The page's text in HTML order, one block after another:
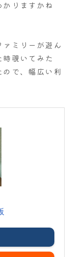
りますかね
ミリーが遊ん
覗いてみた
で、幅広い利